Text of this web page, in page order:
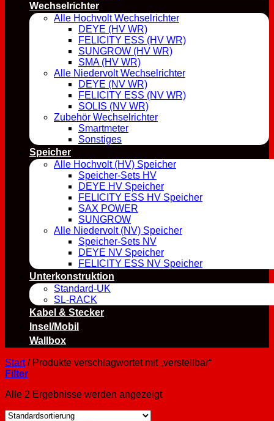
Wechselrichter
Alle Hochvolt Wechselrichter
DEYE (HV WR)
FELICITY ESS (HV WR)
SUNGROW (HV WR)
SMA (HV WR)
Alle Niedervolt Wechselrichter
DEYE (NV WR)
FELICITY ESS (NV WR)
SOLIS (NV WR)
Zubehör Wechselrichter
Smartmeter
Sonstiges
Speicher
Alle Hochvolt (HV) Speicher
Speicher-Sets HV
DEYE HV Speicher
FELICITY ESS HV Speicher
SAX POWER
SUNGROW
Alle Niedervolt (NV) Speicher
Speicher-Sets NV
DEYE NV Speicher
FELICITY ESS NV Speicher
Unterkonstruktion
Standard-UK
SL-RACK
Kabel & Stecker
Insel/Mobil
Wallbox
Start /Produkte verschlagwortet mit „verstellbar“
Filter
Alle 2 Ergebnisse werden angezeigt